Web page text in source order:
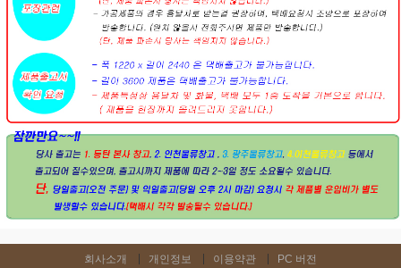
회사소개 개인정보 이용약관 PC 버전